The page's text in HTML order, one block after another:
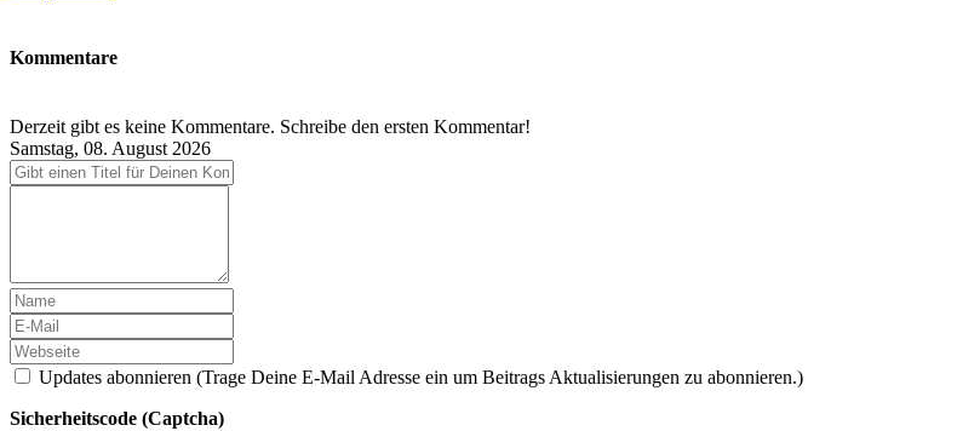
Kommentare
Derzeit gibt es keine Kommentare. Schreibe den ersten Kommentar!
Samstag, 08. August 2026
Updates abonnieren (Trage Deine E-Mail Adresse ein um Beitrags Aktualisierungen zu abonnieren.)
Sicherheitscode (Captcha)